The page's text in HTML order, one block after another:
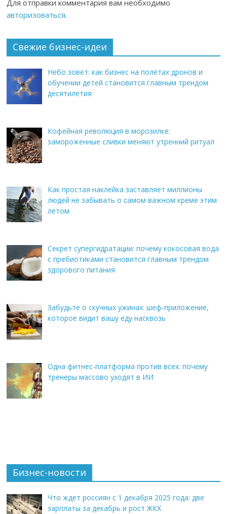
Для отправки комментария вам необходимо
авторизоваться.
Свежие бизнес-идеи
Небо зовёт: как бизнес на полётах дронов и
обучении детей становится главным трендом
десятилетия
Кофейная революция в морозилке:
замороженные сливки меняют утренний ритуал
Как простая наклейка заставляет миллионы
людей не забывать о самом важном креме этим
летом
Секрет супергидратации: почему кокосовая вода
с пребиотиками становится главным трендом
здорового питания
Забудьте о скучных ужинах: шеф-приложение,
которое видит вашу еду насквозь
Одна фитнес-платформа против всех: почему
тренеры массово уходят в ИИ
Бизнес-новости
Что ждет россиян с 1 декабря 2025 года: две
зарплаты за декабрь и рост ЖКХ